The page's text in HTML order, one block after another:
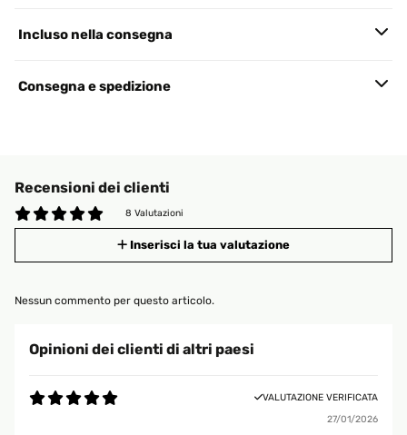
Incluso nella consegna
Consegna e spedizione
Recensioni dei clienti
8 Valutazioni
Inserisci la tua valutazione
Nessun commento per questo articolo.
Opinioni dei clienti di altri paesi
VALUTAZIONE VERIFICATA
27/01/2026